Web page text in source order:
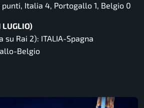
punti, Italia 4, Portogallo 1, Belgio 0
LUGLIO)
su Rai 2): ITALIA-Spagna
Belgio